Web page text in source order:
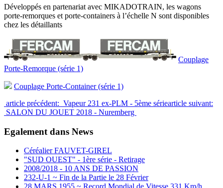
Développés en partenariat avec MIKADOTRAIN, les wagons
porte-remorques et porte-containers à l’échelle N sont disponibles
chez les détaillants
Couplage
Porte-Remorque (série 1)
Couplage Porte-Container (série 1)
article précédent: Vapeur 231 ex-PLM - 5ème sériearticle suivant:
SALON DU JOUET 2018 - Nuremberg
Egalement dans News
Céréalier FAUVET-GIREL
"SUD OUEST" - 1ère série - Retirage
2008/2018 - 10 ANS DE PASSION
232-U-1 ~ Fin de la Partie le 28 Février